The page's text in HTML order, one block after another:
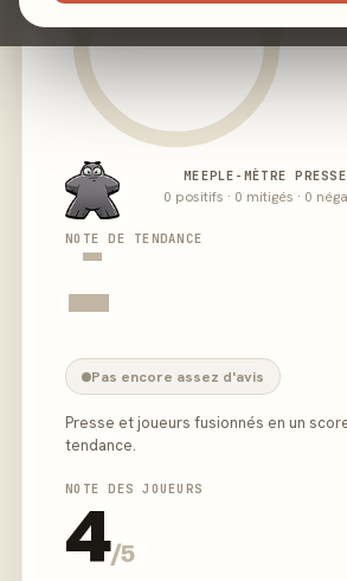
-
MEEPLE-MÈTRE PRESSE
0 positifs · 0 mitigés · 0
NOTE DE TENDANCE
-
Pas encore assez d'avis
Presse et joueurs fusionnés en un
tendance.
NOTE DES JOUEURS
4/5